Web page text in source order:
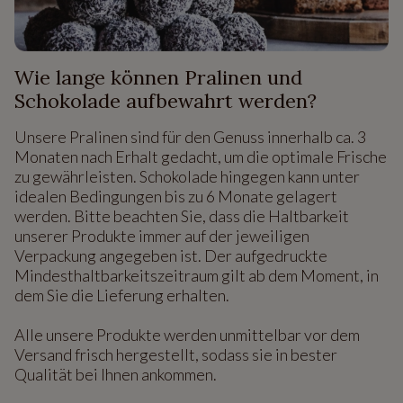
Wie lange können Pralinen und
Schokolade aufbewahrt werden?
Unsere Pralinen sind für den Genuss innerhalb ca. 3
Monaten nach Erhalt gedacht, um die optimale Frische
zu gewährleisten. Schokolade hingegen kann unter
idealen Bedingungen bis zu 6 Monate gelagert
werden. Bitte beachten Sie, dass die Haltbarkeit
unserer Produkte immer auf der jeweiligen
Verpackung angegeben ist. Der aufgedruckte
Mindesthaltbarkeitszeitraum gilt ab dem Moment, in
dem Sie die Lieferung erhalten.
Alle unsere Produkte werden unmittelbar vor dem
Versand frisch hergestellt, sodass sie in bester
Qualität bei Ihnen ankommen.